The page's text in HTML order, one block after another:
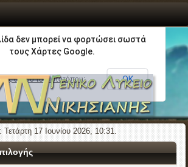
17 Ιουνίου 2026, 10:31.
δεν μπορεί να φορτώσει σωστά
τους Χάρτες Google.
αυτού του ιστοτόπου; ΟΚ